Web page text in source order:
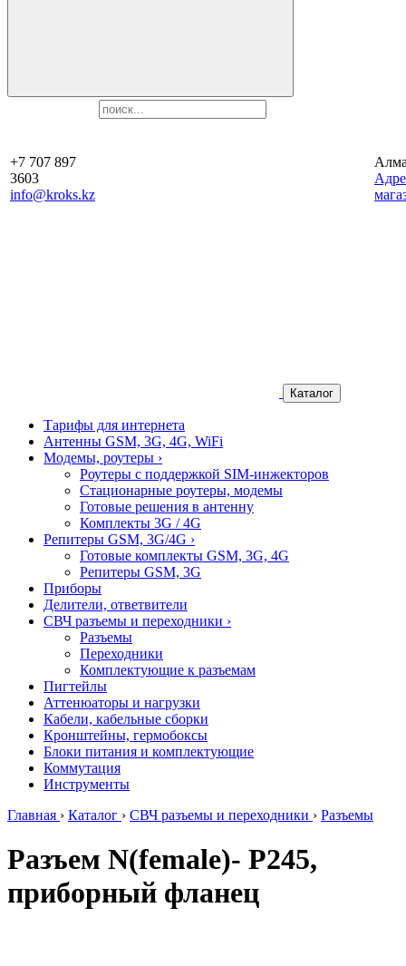
+7 707 897
3603
info@kroks.kz
Каталог
Тарифы для интернета
Антенны GSM, 3G, 4G, WiFi
Модемы, роутеры ›
Роутеры с поддержкой SIM-инжекторов
Стационарные роутеры, модемы
Готовые решения в антенну
Комплекты 3G / 4G
Репитеры GSM, 3G/4G ›
Готовые комплекты GSM, 3G, 4G
Репитеры GSM, 3G
Приборы
Делители, ответвители
СВЧ разъемы и переходники ›
Разъемы
Переходники
Комплектующие к разъемам
Пигтейлы
Аттенюаторы и нагрузки
Кабели, кабельные сборки
Кронштейны, гермобоксы
Блоки питания и комплектующие
Коммутация
Инструменты
Главная › Каталог › СВЧ разъемы и переходники › Разъемы
Разъем N(female)- P245,
приборный фланец